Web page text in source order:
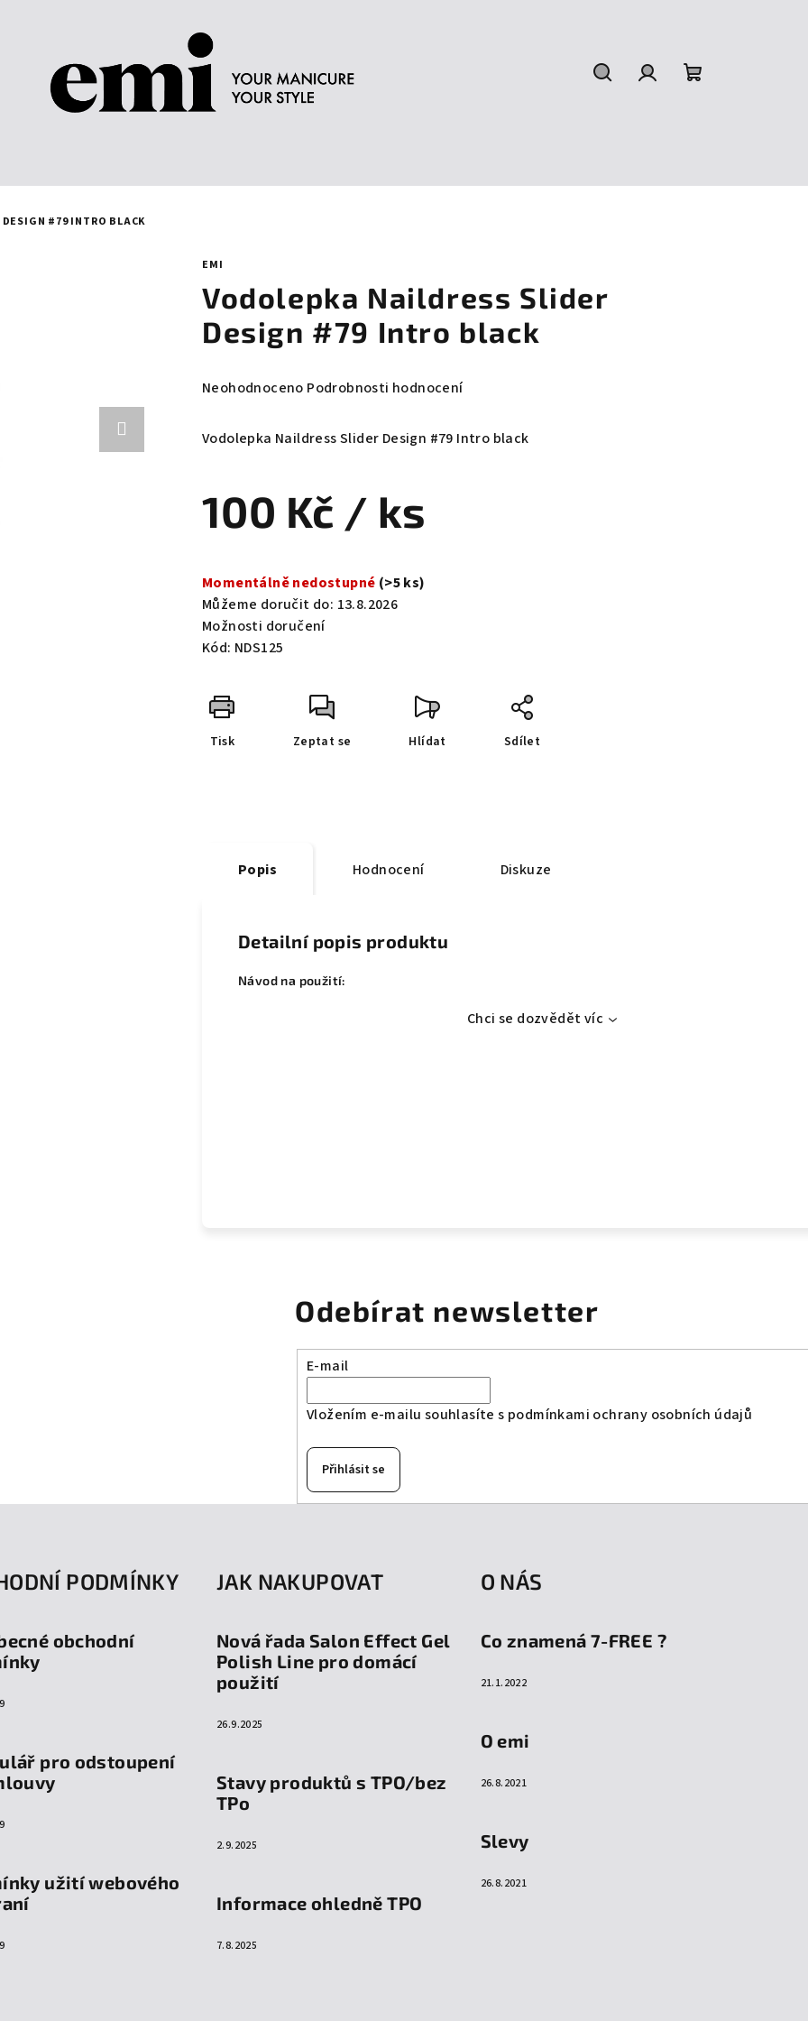
#79 INTRO BLACK
EMI
Vodolepka Naildress Slider
Design #79 Intro black
Průměrné
produktu
z
Neohodnoceno Podrobnosti hodnocení
Vodolepka Naildress Slider Design #79 Intro black
100 Kč / ks
cena:
Momentálně nedostupné (>5 ks)
Můžeme doručit do: 13.8.2026
Možnosti doručení
Kód: NDS125
Tisk Zeptat se Hlídat Sdílet
Popis Hodnocení Diskuze
Detailní popis produktu
Návod na použití:
Chci se dozvědět víc
Odebírat newsletter
E-mail
Vložením e-mailu souhlasíte s podmínkami ochrany osobních údajů
Přihlásit se
PODMÍNKY
obchodní
pro odstoupení
užití webového
JAK NAKUPOVAT
Nová řada Salon Effect Gel
Polish Line pro domácí
použití
26.9.2025
Stavy produktů s TPO/bez
TPo
2.9.2025
Informace ohledně TPO
7.8.2025
O NÁS
Co znamená 7-FREE ?
21.1.2022
O emi
26.8.2021
Slevy
26.8.2021